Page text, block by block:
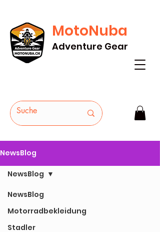
GRATIS VERSAND AB Fr. 200* - HEUTE
BESTELLEN
MotoNuba
Adventure Gear
NewsBlog
NewsBlog
Motorradbekleidung
Stadler
NewsBlog